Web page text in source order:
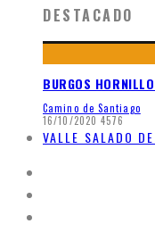
DESTACADO
BURGOS
Camino de Santiago
16/10/2020 4576
VALLE SALADO